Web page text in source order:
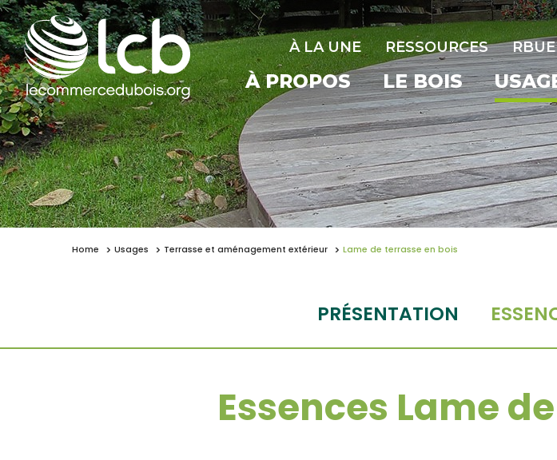
À LA UNE RESSOURCES
À PROPOS LE BOIS
Home Usages Terrasse et aménagement extérieur Lame de terrasse en bois
PRÉSENTATION
Essences Lame